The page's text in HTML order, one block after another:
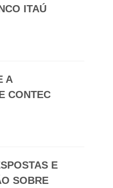
ITAÚ
A
CONTEC
E
SOBRE